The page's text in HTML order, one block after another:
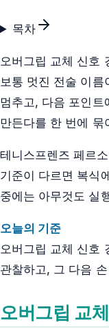
목차
오버그립 교체 신호
보통 멋진 전술 이름
멈추고, 다음 포인
만든다를 한 번에 묶
테니스프렌즈 페르
기준이 다르면 복식
중에는 아무것도 실
오늘의 기준
오버그립 교체 신호
관찰하고, 그 다음
오버그립 교